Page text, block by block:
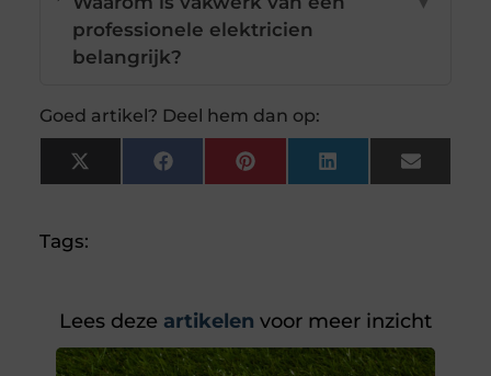
professionele elektricien
belangrijk?
Goed artikel? Deel hem dan op:
X
(Twitter)
FacebookPinterestLinkedInEmail
Tags:
Lees deze artikelen voor meer inzicht